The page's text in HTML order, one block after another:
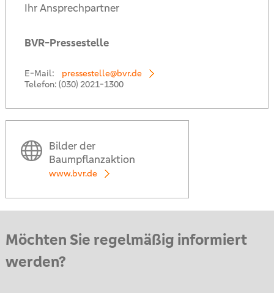
Ihr Ansprechpartner
BVR-Pressestelle
E-Mail:
pressestelle@bvr.de
Telefon: (030) 2021-1300
Bilder der
Baumpflanzaktion
www.bvr.de
Möchten Sie regelmäßig informiert
werden?